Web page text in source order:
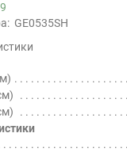
9
GE0535SH